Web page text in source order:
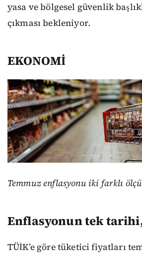
yasa ve bölgesel güvenlik
çıkması bekleniyor.
EKONOMİ
Temmuz enflasyonu iki farklı
Enflasyonun tek
TÜİK’e göre tüketici fiyatları